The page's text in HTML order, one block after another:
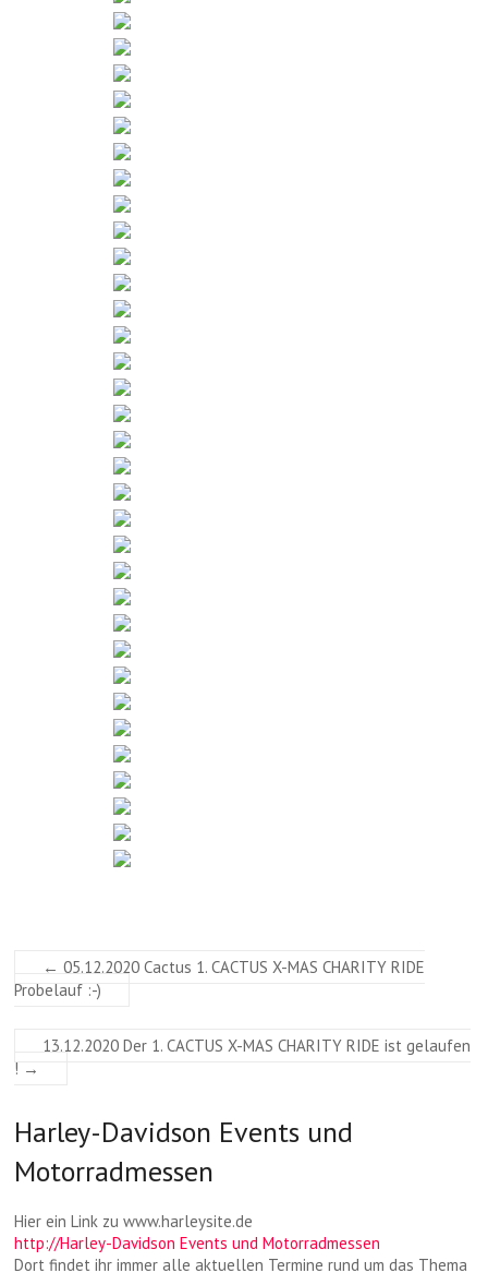
← 05.12.2020 Cactus 1. CACTUS X-MAS CHARITY RIDE
Probelauf :-)
13.12.2020 Der 1. CACTUS X-MAS CHARITY RIDE ist gelaufen
! →
Harley-Davidson Events und
Motorradmessen
Hier ein Link zu www.harleysite.de
http://Harley-Davidson Events und Motorradmessen
Dort findet ihr immer alle aktuellen Termine rund um das Thema